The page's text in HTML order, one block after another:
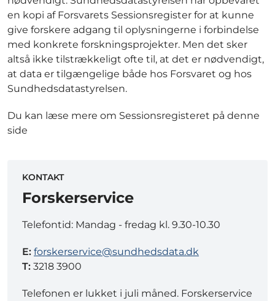
en kopi af Forsvarets Sessionsregister for at kunne
give forskere adgang til oplysningerne i forbindelse
med konkrete forskningsprojekter. Men det sker
altså ikke tilstrækkeligt ofte til, at det er nødvendigt,
at data er tilgængelige både hos Forsvaret og hos
Sundhedsdatastyrelsen.
Du kan læse mere om Sessionsregisteret på denne
side
KONTAKT
Forskerservice
Telefontid: Mandag - fredag kl. 9.30-10.30
E: forskerservice@sundhedsdata.dk
T: 3218 3900
Telefonen er lukket i juli måned. Forskerservice